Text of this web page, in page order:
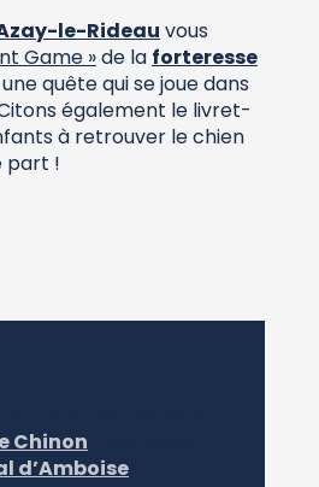
le-Rideau vous
Game »de la forteresse
quête qui se joue dans
également le livret-
à retrouver le chien
part !
Chinon
d’Amboise